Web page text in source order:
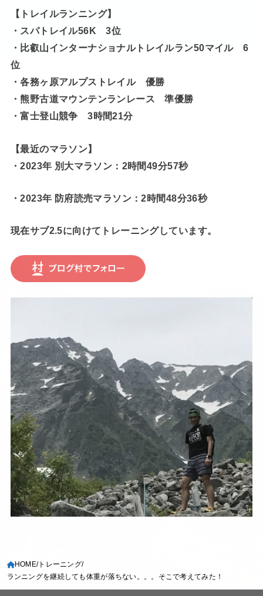
【トレイルランニング】
・スパトレイル56K 3位
・比叡山インターナショナルトレイルラン50マイル 6
位
・各務ヶ原アルプストレイル 優勝
・熊野古道マウンテンランレース 準優勝
・富士登山競争 3時間21分
【最近のマラソン】
・2023年 別大マラソン：2時間49分57秒
・2023年 防府読売マラソン：2時間48分36秒
現在サブ2.5に向けてトレーニングしています。
HOME トレーニング
ランニングを継続しても体重が落ちない。。。そこで考えてみた！